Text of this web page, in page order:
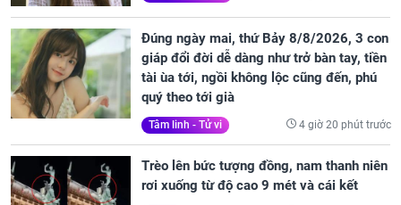
Đúng ngày mai, thứ Bảy 8/8/2026, 3 con
giáp đổi đời dễ dàng như trở bàn tay, tiền
tài ùa tới, ngồi không lộc cũng đến, phú
quý theo tới già
Tâm linh - Tử vi 4 giờ 20 phút trước
Trèo lên bức tượng đồng, nam thanh niên
rơi xuống từ độ cao 9 mét và cái kết